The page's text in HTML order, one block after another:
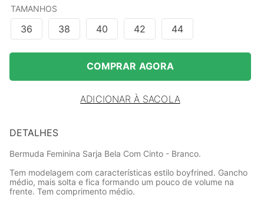
TAMANHOS
36 38 40 42 44
COMPRAR AGORA
ADICIONAR À SACOLA
DETALHES
Bermuda Feminina Sarja Bela Com Cinto - Branco.
Tem modelagem com características estilo boyfrined. Gancho
médio, mais solta e fica formando um pouco de volume na
frente. Tem comprimento médio.